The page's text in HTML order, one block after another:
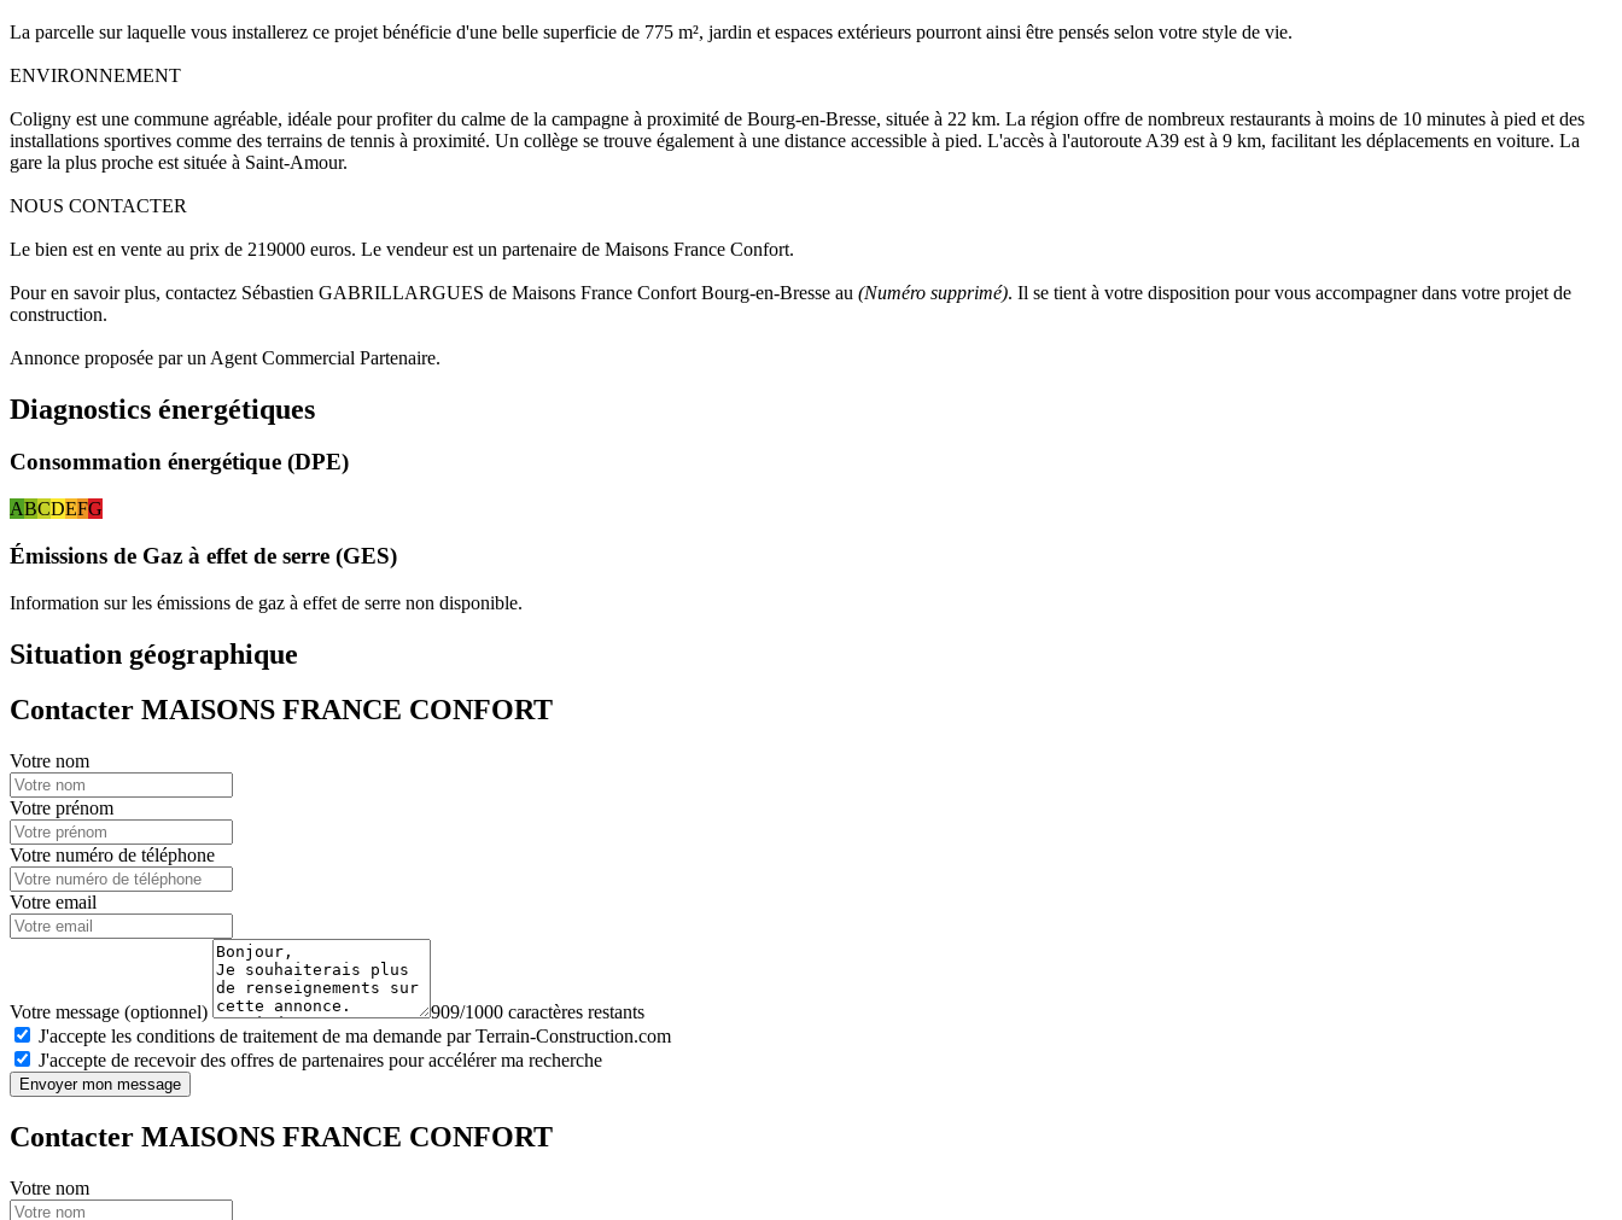
La parcelle sur laquelle vous installerez ce projet bénéficie d'une belle superficie de 775 m², jardin et espaces extérieurs pourront ainsi être pensés selon votre style de vie.
ENVIRONNEMENT
Coligny est une commune agréable, idéale pour profiter du calme de la campagne à proximité de Bourg-en-Bresse, située à 22 km. La région offre de nombreux restaurants à moins de 10 minutes à pied et des
installations sportives comme des terrains de tennis à proximité. Un collège se trouve également à une distance accessible à pied. L'accès à l'autoroute A39 est à 9 km, facilitant les déplacements en voiture. La
gare la plus proche est située à Saint-Amour.
NOUS CONTACTER
Le bien est en vente au prix de 219000 euros. Le vendeur est un partenaire de Maisons France Confort.
Pour en savoir plus, contactez Sébastien GABRILLARGUES de Maisons France Confort Bourg-en-Bresse au (Numéro supprimé). Il se tient à votre disposition pour vous accompagner dans votre projet de
construction.
Annonce proposée par un Agent Commercial Partenaire.
Diagnostics énergétiques
Consommation énergétique (DPE)
ABCDEFG
Émissions de Gaz à effet de serre (GES)
Information sur les émissions de gaz à effet de serre non disponible.
Situation géographique
Contacter MAISONS FRANCE CONFORT
Votre nom
Votre prénom
Votre numéro de téléphone
Votre email
Votre message (optionnel)
909/1000 caractères restants
J'accepte les conditions de traitement de ma demande par Terrain-Construction.com
J'accepte de recevoir des offres de partenaires pour accélérer ma recherche
Envoyer mon message
Contacter MAISONS FRANCE CONFORT
Votre nom